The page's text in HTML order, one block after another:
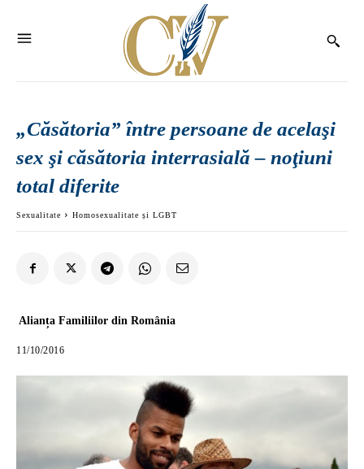
„Căsătoria” între persoane de acelaşi
sex şi căsătoria interrasială – noţiuni
total diferite
Sexualitate Homosexualitate și LGBT
Alianța Familiilor din România
11/10/2016